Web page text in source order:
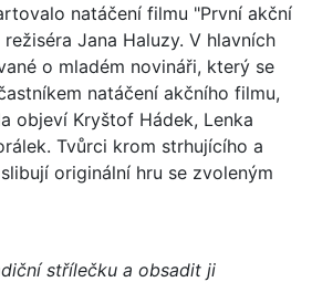
natáčení filmu "První akční
Jana Haluzy. V hlavních
o mladém novináři, který se
natáčení akčního filmu,
objeví Kryštof Hádek, Lenka
Tvůrci krom strhujícího a
originální hru se zvoleným
střílečku a obsadit ji